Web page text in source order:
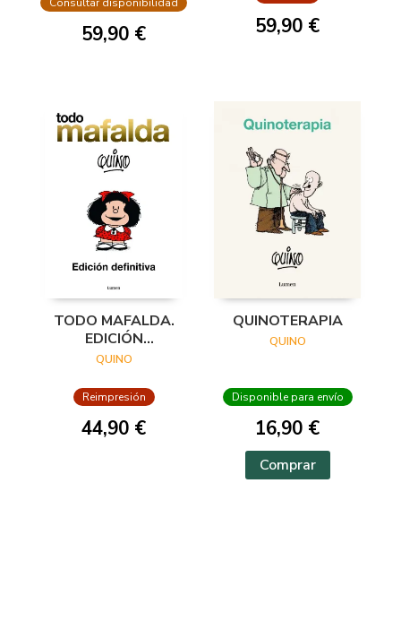
ANIVERSARIO, MAF
59,90 € 59,90 €
TODO MAFALDA.
EDICIÓN
DEFINITIVA
QUINO
Reimpresión
44,90 €
QUINOTERAPIA
QUINO
Disponible para envío
16,90 €
Comprar